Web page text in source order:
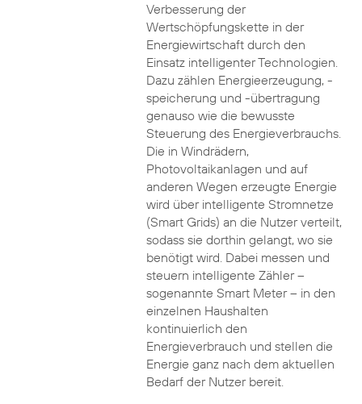
Verbesserung der
Wertschöpfungskette in der
Energiewirtschaft durch den
Einsatz intelligenter Technologien.
Dazu zählen Energieerzeugung, -
speicherung und -übertragung
genauso wie die bewusste
Steuerung des Energieverbrauchs.
Die in Windrädern,
Photovoltaikanlagen und auf
anderen Wegen erzeugte Energie
wird über intelligente Stromnetze
(Smart Grids) an die Nutzer verteilt,
sodass sie dorthin gelangt, wo sie
benötigt wird. Dabei messen und
steuern intelligente Zähler –
sogenannte Smart Meter – in den
einzelnen Haushalten
kontinuierlich den
Energieverbrauch und stellen die
Energie ganz nach dem aktuellen
Bedarf der Nutzer bereit.